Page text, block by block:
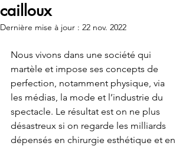
cailloux
Dernière mise à jour : 22 nov. 2022
Nous vivons dans une société qui
martèle et impose ses concepts de
perfection, notamment physique, via
les médias, la mode et l’industrie du
spectacle. Le résultat est on ne plus
désastreux si on regarde les milliards
dépensés en chirurgie esthétique et en